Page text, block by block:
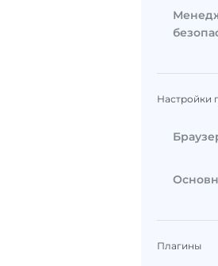
Настройки
Плагины